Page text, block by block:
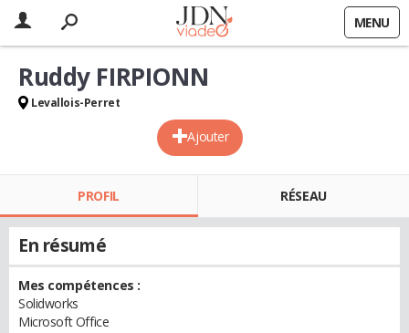
MENU
Ajouter
Ruddy FIRPIONN
Levallois-Perret
PROFIL RÉSEAU
En résumé
Mes compétences :
Solidworks
Microsoft Office